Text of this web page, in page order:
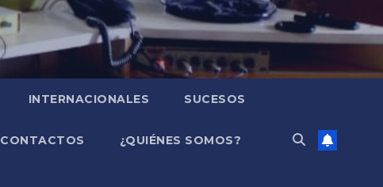
INTERNACIONALES SUCESOS
CONTACTOS ¿QUIÉNES SOMOS?